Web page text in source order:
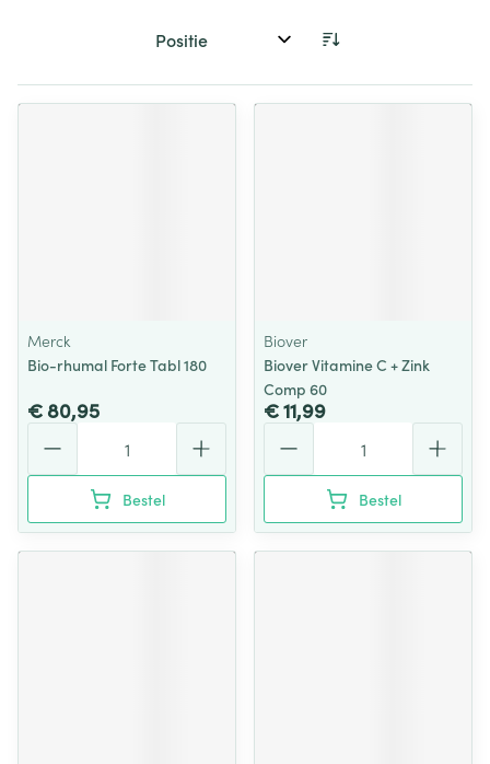
Sorteer op:
Merck
Bio-rhumal Forte Tabl 180
€ 80,95
Bestel
Biover
Biover Vitamine C + Zink
Comp 60
€ 11,99
Bestel